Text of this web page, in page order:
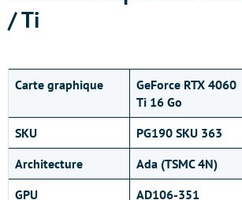
/ Ti
Carte graphique
GeForce RTX 4060
Ti 16 Go
SKU
PG190 SKU 363
Architecture
Ada (TSMC 4N)
GPU
AD106-351